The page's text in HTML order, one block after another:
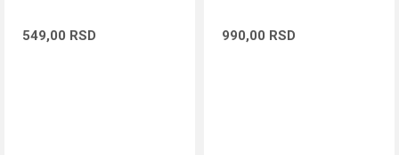
549,00 RSD 990,00 RSD